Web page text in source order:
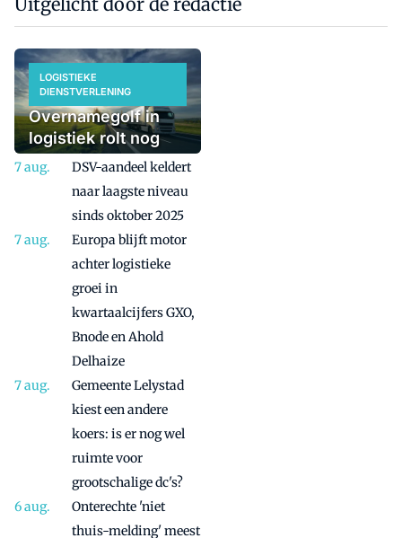
LOGISTIEKE
DIENSTVERLENING
Overnamegolf in
logistiek rolt nog
even doorDSV-aandeel keldert
naar laagste niveau
sinds oktober 2025
Europa blijft motor
achter logistieke
groei in
kwartaalcijfers GXO,
Bnode en Ahold
Delhaize
Gemeente Lelystad
kiest een andere
koers: is er nog wel
ruimte voor
grootschalige dc's?
Onterechte 'niet
thuis-melding' meest